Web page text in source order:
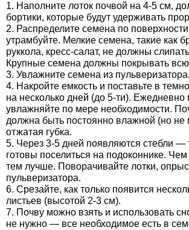
1. Наполните лоток почвой на 4-5 см,
бортики, которые будут удерживать
2. Распределите семена по
утрамбуйте. Мелкие семена, такие как
руккола, кресс-салат, не должны
Крупные семена должны покрывать всю
3. Увлажните семена из пульверизатора.
4. Накройте емкость и поставьте в
на несколько дней (до 5-ти). Ежедневно
увлажняйте по мере необходимости.
должна быть постоянно влажной (но не
отжатая губка.
5. Через 3-5 дней появляются стебли —
готовы поселиться на подоконнике.
тем лучше. Поворачивайте лотки,
пульверизатора.
6. Срезайте, как только появится
листьев (высотой 2-3 см).
7. Почву можно взять и использовать
не нужно — все необходимое есть в
Семена укропа
Семена фасоли
Семена цветов
Семена шпината
Семена щавеля
Элитные семена в банках
Препараты для септиков, выгребных
дачных туалетов, биодеструкторы
Хозяйственные товары
Средства защиты растений
Лидеры продаж
Купить семена - хиты продаж
Архив